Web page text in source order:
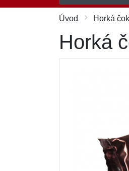
Na hranie
Na party
Úvod Horká
Horká